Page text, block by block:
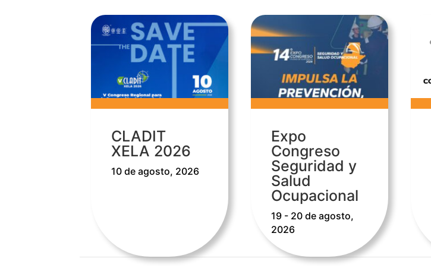
CLADIT
XELA 2026
10 de agosto, 2026
Expo
Congreso
Seguridad y
Salud
Ocupacional
19 - 20 de agosto,
2026